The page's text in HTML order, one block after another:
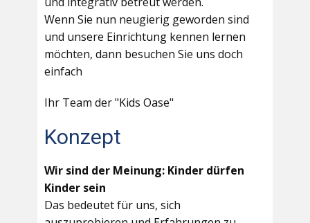
Wenn Sie nun neugierig geworden sind
und unsere Einrichtung kennen lernen
möchten, dann besuchen Sie uns doch
einfach
Ihr Team der "Kids Oase"
Konzept
Wir sind der Meinung: Kinder dürfen
Kinder sein
Das bedeutet für uns, sich